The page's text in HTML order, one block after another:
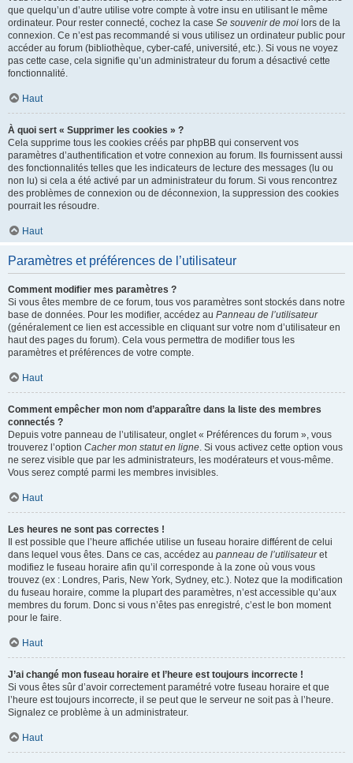
que quelqu’un d’autre utilise votre compte à votre insu en utilisant le même
ordinateur. Pour rester connecté, cochez la case Se souvenir de moi lors de la
connexion. Ce n’est pas recommandé si vous utilisez un ordinateur public pour
accéder au forum (bibliothèque, cyber-café, université, etc.). Si vous ne voyez
pas cette case, cela signifie qu’un administrateur du forum a désactivé cette
fonctionnalité.
Haut
À quoi sert « Supprimer les cookies » ?
Cela supprime tous les cookies créés par phpBB qui conservent vos
paramètres d’authentification et votre connexion au forum. Ils fournissent aussi
des fonctionnalités telles que les indicateurs de lecture des messages (lu ou
non lu) si cela a été activé par un administrateur du forum. Si vous rencontrez
des problèmes de connexion ou de déconnexion, la suppression des cookies
pourrait les résoudre.
Haut
Paramètres et préférences de l’utilisateur
Comment modifier mes paramètres ?
Si vous êtes membre de ce forum, tous vos paramètres sont stockés dans notre
base de données. Pour les modifier, accédez au Panneau de l’utilisateur
(généralement ce lien est accessible en cliquant sur votre nom d’utilisateur en
haut des pages du forum). Cela vous permettra de modifier tous les
paramètres et préférences de votre compte.
Haut
Comment empêcher mon nom d’apparaître dans la liste des membres
connectés ?
Depuis votre panneau de l’utilisateur, onglet « Préférences du forum », vous
trouverez l’option Cacher mon statut en ligne. Si vous activez cette option vous
ne serez visible que par les administrateurs, les modérateurs et vous-même.
Vous serez compté parmi les membres invisibles.
Haut
Les heures ne sont pas correctes !
Il est possible que l’heure affichée utilise un fuseau horaire différent de celui
dans lequel vous êtes. Dans ce cas, accédez au panneau de l’utilisateuret
modifiez le fuseau horaire afin qu’il corresponde à la zone où vous vous
trouvez (ex : Londres, Paris, New York, Sydney, etc.). Notez que la modification
du fuseau horaire, comme la plupart des paramètres, n’est accessible qu’aux
membres du forum. Donc si vous n’êtes pas enregistré, c’est le bon moment
pour le faire.
Haut
J’ai changé mon fuseau horaire et l’heure est toujours incorrecte !
Si vous êtes sûr d’avoir correctement paramétré votre fuseau horaire et que
l’heure est toujours incorrecte, il se peut que le serveur ne soit pas à l’heure.
Signalez ce problème à un administrateur.
Haut